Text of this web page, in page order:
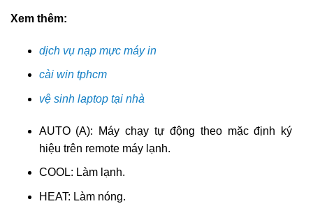
Xem thêm:
dịch vụ nạp mực máy in
cài win tphcm
vệ sinh laptop tại nhà
AUTO (A): Máy chạy tự động theo mặc định ký
hiệu trên remote máy lạnh.
COOL: Làm lạnh.
HEAT: Làm nóng.